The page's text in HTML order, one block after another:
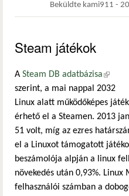
Beküldte kami911 -
Steam játékok
A Steam DB adatbázisa(külső
szerint, a mai nappal 2032
Linux alatt működőképes játék
érhető el a Steamen. 2013
51 volt, míg az ezres
el a Linuxot támogatott
beszámolója alpján a linux
növekedés után 0,93%. Linux
felhasználói számban a